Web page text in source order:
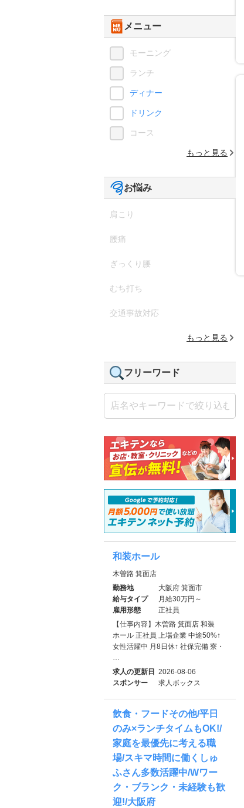
メニュー
モーニング
ランチ
ディナー
ドリンク
コース
もっと見る
お悩み
肩こり
腰痛
ぎっくり腰
むち打ち
交通事故対応
もっと見る
フリーワード
和装ホール
木曽路 箕面店
勤務地
大阪府 箕面市
給与タイプ
月給30万円～
雇用形態
正社員
【仕事内容】木曽路 箕面店 和装
ホール 正社員 上場企業 中途50%↑
女性活躍中 月8日休↑ 社保完備 寮・
求人の更新日 2026-08-06
スポンサー
求人ボックス
飲食・フードその他/平日
のみ×ランチタイムもOK!/
家庭を最優先に考える職
場/スキマ時間に働くしゅ
ふさん多数活躍中/Wワー
ク・ブランク・未経験も歓
迎!/大阪府